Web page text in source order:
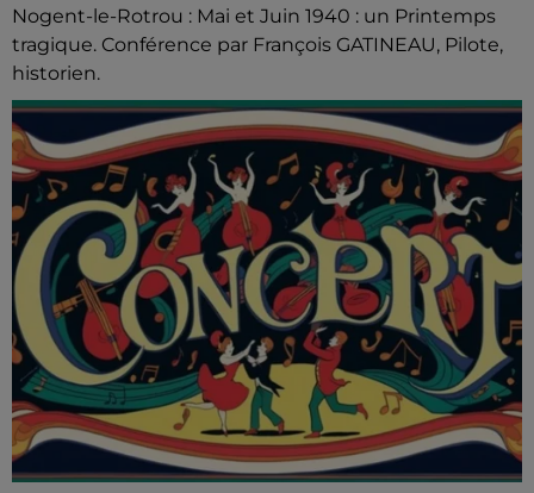
Nogent-le-Rotrou : Mai et Juin 1940 : un Printemps
tragique. Conférence par François GATINEAU, Pilote,
historien.